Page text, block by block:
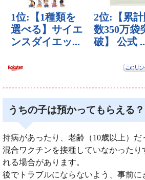
うちの子は預かってもらえる？
持病があったり、老齢（10歳以上）
混合ワクチンを接種していなかったり
れる場合があります。
後でトラブルにならないよう、事前に